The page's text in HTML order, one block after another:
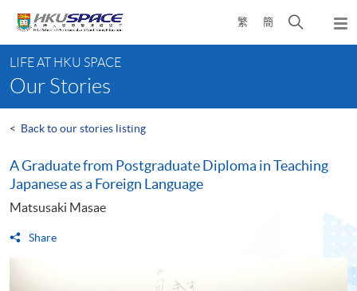
content
繁 簡
Open
search
content
start
LIFE AT HKU SPACE
Our Stories
< Back to our stories listing
A Graduate from Postgraduate Diploma in Teaching
Japanese as a Foreign Language
Matsusaki Masae
Share